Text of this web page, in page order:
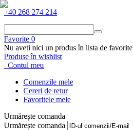
+40 268 274 214
Favorite 0
Nu aveti nici un produs în lista de favorite
Produse în wishlist
Contul meu
Comenzile mele
Cereri de retur
Favoritele mele
Urmărește comanda
Urmărește comanda